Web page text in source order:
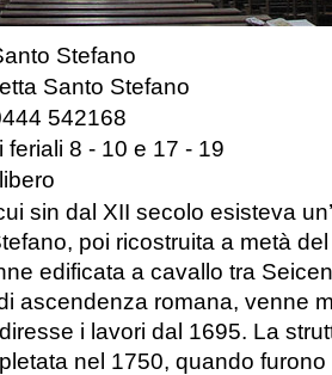
Stefano
Santo Stefano
542168
feriali 8 - 10 e 17 - 19
sin dal XII secolo esisteva
poi ricostruita a metà
edificata a cavallo tra
ascendenza romana, venne
i lavori dal 1695. La
nel 1750, quando